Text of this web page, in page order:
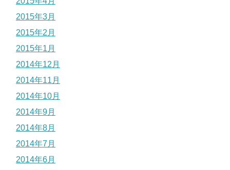
2015年3月
2015年2月
2015年1月
2014年12月
2014年11月
2014年10月
2014年9月
2014年8月
2014年7月
2014年6月